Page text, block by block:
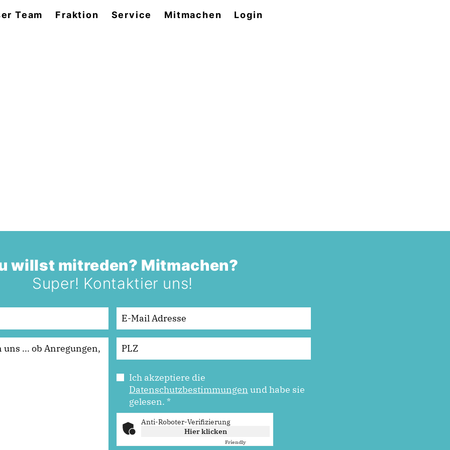
Team Fraktion Service Mitmachen Login
willst mitreden? Mitmachen?
Super! Kontaktier uns!
Ich akzeptiere die
Datenschutzbestimmungen und habe sie
gelesen. *
Anti-Roboter-Verifizierung
Hier klicken
Friendly